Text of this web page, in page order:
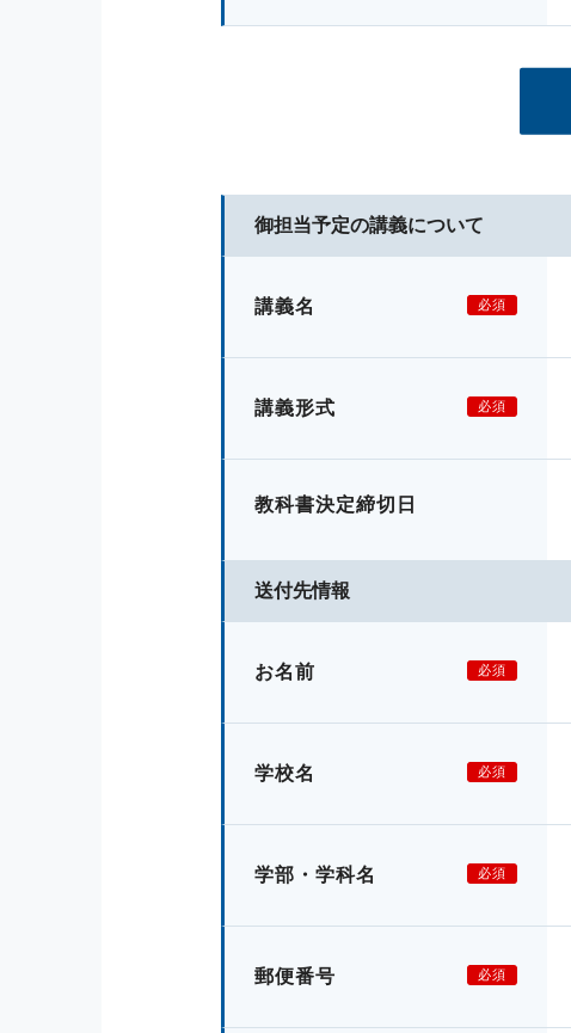
御担当予定の講義について
講義名 必須
講義形式 必須
教科書決定締切日
送付先情報
お名前 必須
学校名 必須
学部・学科名 必須
郵便番号 必須